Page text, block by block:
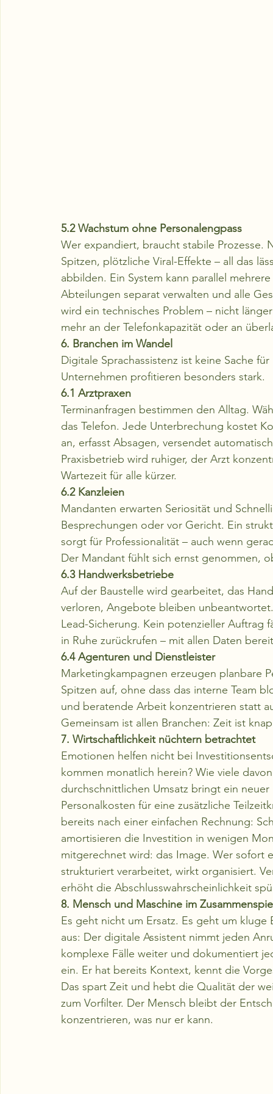
5.2 Wachstum ohne Personalengpass
Wer expandiert, braucht stabile Prozesse.
Spitzen, plötzliche Viral-Effekte – all das
abbilden. Ein System kann parallel
Abteilungen separat verwalten und alle
wird ein technisches Problem – nicht
mehr an der Telefonkapazität oder an
6. Branchen im Wandel
Digitale Sprachassistenz ist keine Sache
Unternehmen profitieren besonders stark.
6.1 Arztpraxen
Terminanfragen bestimmen den Alltag.
das Telefon. Jede Unterbrechung kostet
an, erfasst Absagen, versendet
Praxisbetrieb wird ruhiger, der Arzt
Wartezeit für alle kürzer.
6.2 Kanzleien
Mandanten erwarten Seriosität und
Besprechungen oder vor Gericht. Ein
sorgt für Professionalität – auch wenn
Der Mandant fühlt sich ernst genommen,
6.3 Handwerksbetriebe
Auf der Baustelle wird gearbeitet, das
verloren, Angebote bleiben
Lead-Sicherung. Kein potenzieller Auftrag
in Ruhe zurückrufen – mit allen Daten
6.4 Agenturen und Dienstleister
Marketingkampagnen erzeugen planbare
Spitzen auf, ohne dass das interne Team
und beratende Arbeit konzentrieren statt
Gemeinsam ist allen Branchen: Zeit ist
7. Wirtschaftlichkeit nüchtern betrachtet
Emotionen helfen nicht bei
kommen monatlich herein? Wie viele
durchschnittlichen Umsatz bringt ein
Personalkosten für eine zusätzliche
bereits nach einer einfachen Rechnung:
amortisieren die Investition in wenigen
mitgerechnet wird: das Image. Wer sofort
strukturiert verarbeitet, wirkt organisiert.
erhöht die Abschlusswahrscheinlichkeit
8. Mensch und Maschine im
Es geht nicht um Ersatz. Es geht um
aus: Der digitale Assistent nimmt jeden
komplexe Fälle weiter und dokumentiert
ein. Er hat bereits Kontext, kennt die
Das spart Zeit und hebt die Qualität der
zum Vorfilter. Der Mensch bleibt der
konzentrieren, was nur er kann.